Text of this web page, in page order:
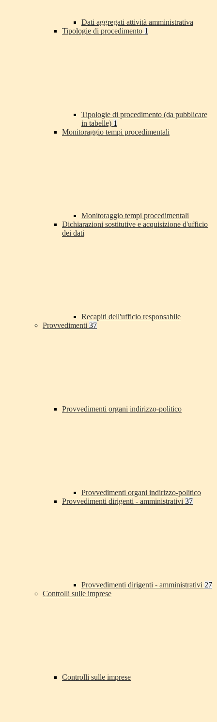
Dati aggregati attività amministrativa
Tipologie di procedimento 1
Tipologie di procedimento (da pubblicare
in tabelle) 1
Monitoraggio tempi procedimentali
Monitoraggio tempi procedimentali
Dichiarazioni sostitutive e acquisizione d'ufficio
dei dati
Recapiti dell'ufficio responsabile
Provvedimenti 37
Provvedimenti organi indirizzo-politico
Provvedimenti organi indirizzo-politico
Provvedimenti dirigenti - amministrativi 37
Provvedimenti dirigenti - amministrativi 27
Controlli sulle imprese
Controlli sulle imprese